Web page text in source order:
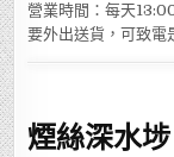
營業時間：每天
要外出送貨，可致電
煙絲深水埗